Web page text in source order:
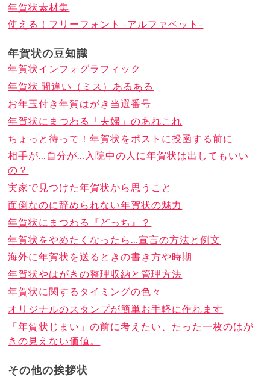
年賀状素材集
使える！フリーフォント -アルファベット-
年賀状の豆知識
年賀状インフォグラフィック
年賀状 間違い（ミス）あるある
お年玉付き年賀はがき当選番号
年賀状にまつわる「夫婦」のあれこれ
ちょっと待って！年賀状をポストに投函する前に
相手が…自分が…入院中の人に年賀状は出してもいい
の？
実家で見つけた年賀状から思うこと
面倒なのに辞められない年賀状の魅力
年賀状にまつわる『どっち』？
年賀状をやめたくなったら…宣言の方法と例文
海外に年賀状を送るときの書き方や時期
年賀状やはがきの整理収納と管理方法
年賀状に関するタイミングの色々
オリジナルのスタンプが簡単お手軽に作れます
「年賀状じまい」の前に考えたい、たった一枚のはが
きの見えない価値。
その他の挨拶状